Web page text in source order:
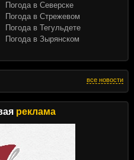
все новости
реклама
Погода в Северске
Погода в Стрежевом
Погода в Тегульдете
Погода в Зырянском